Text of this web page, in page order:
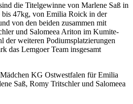
die Titelgewinne von Marlene Saß in
47kg, von Emilia Roick in der
von den beiden zusammen mit
und Salomeea Ariton im Kumite-
der weiteren Podiumsplatzierungen
das Lemgoer Team insgesamt
KG Ostwestfalen für Emilia
Saß, Romy Tritschler und Salomeea